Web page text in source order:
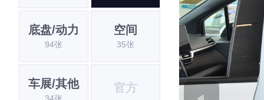
底盘/动力
94张
空间
35张
车展/其他 官方